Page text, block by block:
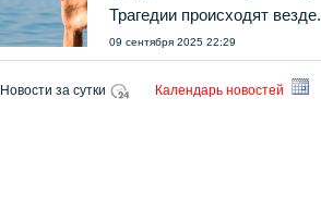
Трагедии происходят везде.
09 сентября 2025 22:29
Новости за сутки Календарь новостей